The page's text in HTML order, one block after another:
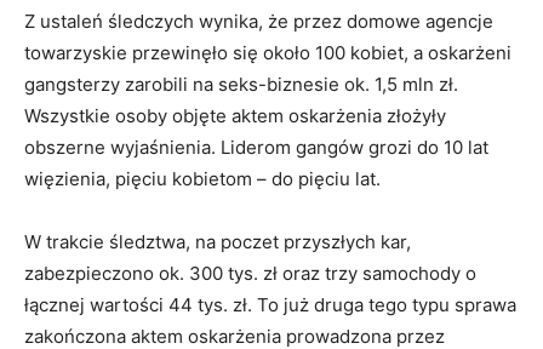
Z ustaleń śledczych wynika, że przez domowe agencje
towarzyskie przewinęło się około 100 kobiet, a oskarżeni
gangsterzy zarobili na seks-biznesie ok. 1,5 mln zł.
Wszystkie osoby objęte aktem oskarżenia złożyły
obszerne wyjaśnienia. Liderom gangów grozi do 10 lat
więzienia, pięciu kobietom – do pięciu lat.
W trakcie śledztwa, na poczet przyszłych kar,
zabezpieczono ok. 300 tys. zł oraz trzy samochody o
łącznej wartości 44 tys. zł. To już druga tego typu sprawa
zakończona aktem oskarżenia prowadzona przez